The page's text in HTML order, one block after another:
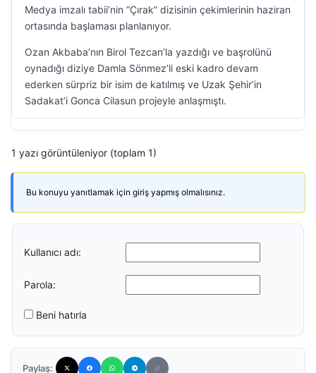
Medya imzalı tabii’nin “Çırak” dizisinin çekimlerinin haziran
ortasında başlaması planlanıyor.
Ozan Akbaba’nın Birol Tezcan’la yazdığı ve başrolünü
oynadığı diziye Damla Sönmez’li eski kadro devam
ederken sürpriz bir isim de katılmış ve Uzak Şehir’in
Sadakat’i Gonca Cilasun projeyle anlaşmıştı.
1 yazı görüntüleniyor (toplam 1)
Bu konuyu yanıtlamak için giriş yapmış olmalısınız.
Kullanıcı adı:
Parola:
Beni hatırla
Paylaş: